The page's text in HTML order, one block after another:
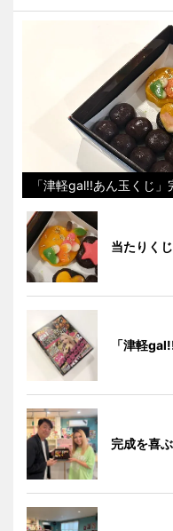
「津軽gal!!あん玉くじ」
当たりく
「津軽
完成を喜